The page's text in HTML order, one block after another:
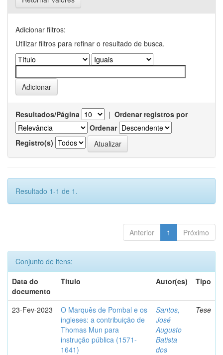
Adicionar filtros:
Utilizar filtros para refinar o resultado de busca.
Resultados/Página | Ordenar registros por
Ordenar
Registro(s)
Resultado 1-1 de 1.
Anterior 1 Próximo
Conjunto de itens:
Data do
documento
Título Autor(es) Tipo
23-Fev-2023
O Marquês de Pombal e os
ingleses: a contribuição de
Thomas Mun para
instrução pública (1571-
1641)
Santos,
José
Augusto
Batista
dos
Tese